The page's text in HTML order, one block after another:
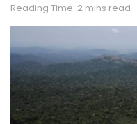
Reading Time: 2 mins read